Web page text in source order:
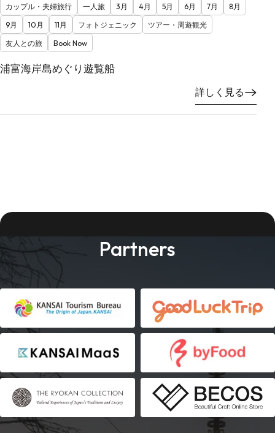
カップル・夫婦旅行
一人旅 3月 4月 5月 6月 7月
8月
9月
10月 11月 フォトジェニック
ツアー・周遊観光
友人との旅
Book Now
浦富海岸島めぐり遊覧船
詳しく見る
Partners